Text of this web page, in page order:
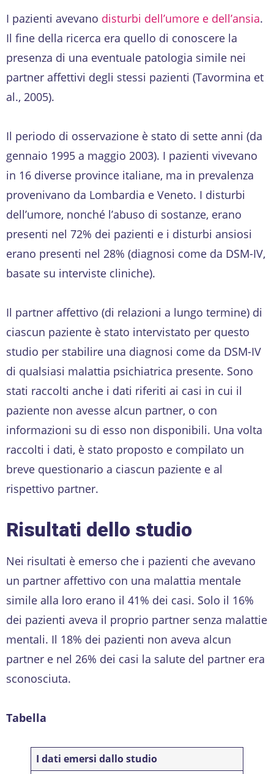
I pazienti avevano disturbi dell’umore e dell’ansia.
Il fine della ricerca era quello di conoscere la
presenza di una eventuale patologia simile nei
partner affettivi degli stessi pazienti (Tavormina et
al., 2005).
Il periodo di osservazione è stato di sette anni (da
gennaio 1995 a maggio 2003). I pazienti vivevano
in 16 diverse province italiane, ma in prevalenza
provenivano da Lombardia e Veneto. I disturbi
dell’umore, nonché l’abuso di sostanze, erano
presenti nel 72% dei pazienti e i disturbi ansiosi
erano presenti nel 28% (diagnosi come da DSM-IV,
basate su interviste cliniche).
Il partner affettivo (di relazioni a lungo termine) di
ciascun paziente è stato intervistato per questo
studio per stabilire una diagnosi come da DSM-IV
di qualsiasi malattia psichiatrica presente. Sono
stati raccolti anche i dati riferiti ai casi in cui il
paziente non avesse alcun partner, o con
informazioni su di esso non disponibili. Una volta
raccolti i dati, è stato proposto e compilato un
breve questionario a ciascun paziente e al
rispettivo partner.
Risultati dello studio
Nei risultati è emerso che i pazienti che avevano
un partner affettivo con una malattia mentale
simile alla loro erano il 41% dei casi. Solo il 16%
dei pazienti aveva il proprio partner senza malattie
mentali. Il 18% dei pazienti non aveva alcun
partner e nel 26% dei casi la salute del partner era
sconosciuta.
Tabella
I dati emersi dallo studio